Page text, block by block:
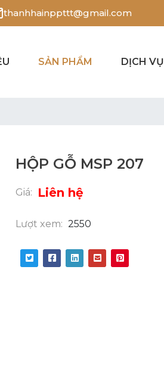
thanhhainppttt@gmail.com
SẢN PHẨM DỊCH VỤ
HỘP GỖ MSP 207
Giá: Liên hệ
Lượt xem: 2550